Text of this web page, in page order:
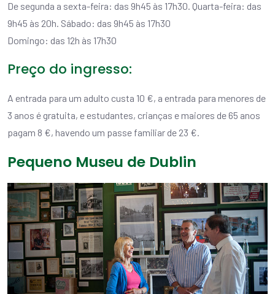
De segunda a sexta-feira: das 9h45 às 17h30. Quarta-feira: das
9h45 às 20h. Sábado: das 9h45 às 17h30
Domingo: das 12h às 17h30
Preço do ingresso:
A entrada para um adulto custa 10 €, a entrada para menores de
3 anos é gratuita, e estudantes, crianças e maiores de 65 anos
pagam 8 €, havendo um passe familiar de 23 €.
Pequeno Museu de Dublin